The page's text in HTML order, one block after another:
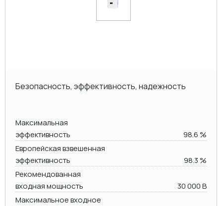
Безопасность, эффективность, надежность
Максимальная
эффективность
98.6 %
Европейская взвешенная
эффективность
98.3 %
Рекомендованная
входная мощность
30 000 В
Максимальное входное